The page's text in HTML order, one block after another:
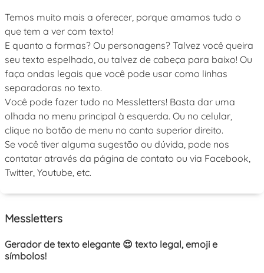
Temos muito mais a oferecer, porque amamos tudo o
que tem a ver com texto!
E quanto a formas? Ou personagens? Talvez você queira
seu texto espelhado, ou talvez de cabeça para baixo! Ou
faça ondas legais que você pode usar como linhas
separadoras no texto.
Você pode fazer tudo no Messletters! Basta dar uma
olhada no menu principal à esquerda. Ou no celular,
clique no botão de menu no canto superior direito.
Se você tiver alguma sugestão ou dúvida, pode nos
contatar através da página de contato ou via Facebook,
Twitter, Youtube, etc.
Messletters
Gerador de texto elegante 😍 texto legal, emoji e
símbolos!